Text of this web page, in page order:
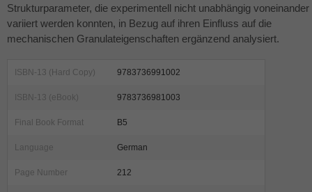
Strukturparameter, die experimentell nicht unabhängig voneinander
variiert werden konnten, in Bezug auf ihren Einfluss auf die
mechanischen Granulateigenschaften ergänzend analysiert.
ISBN-13 (Hard Copy) 9783736991002
ISBN-13 (eBook) 9783736981003
Final Book Format B5
Language German
Page Number 212